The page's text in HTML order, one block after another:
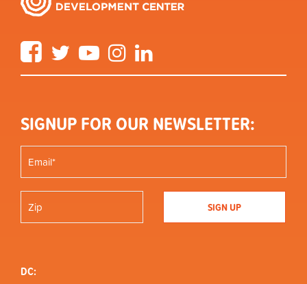
FacebookTwitter YouTube Instagram
SIGNUP FOR OUR NEWSLETTER:
DC: